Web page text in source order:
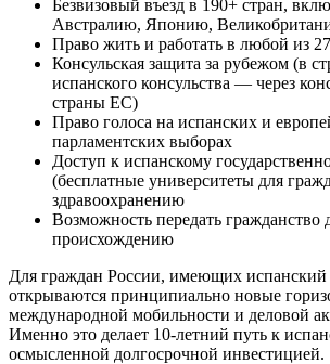
Безвизовый въезд в 190+ стран,
Австралию, Японию,
Право жить и работать в любой из
Консульская защита за рубежом (в
испанского консульства — через
страны ЕС)
Право голоса на испанских и
парламентских выборах
Доступ к испанскому
(бесплатные университеты для
здравоохранению
Возможность передать гражданство
происхождению
Для граждан России, имеющих испанский
открываются принципиально новые
международной мобильности и деловой
Именно это делает 10-летний путь к
осмысленной долгосрочной инвестицией.